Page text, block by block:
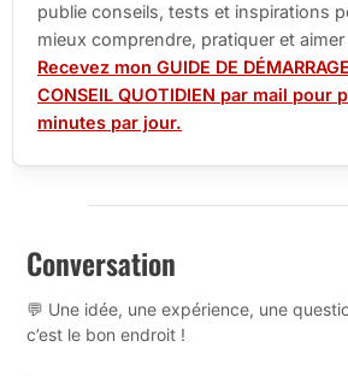
publie conseils, tests et inspirations
mieux comprendre, pratiquer et
Recevez mon GUIDE DE
CONSEIL QUOTIDIEN par mail pour
minutes par jour.
Conversation
💬 Une idée, une expérience, une
c’est le bon endroit !